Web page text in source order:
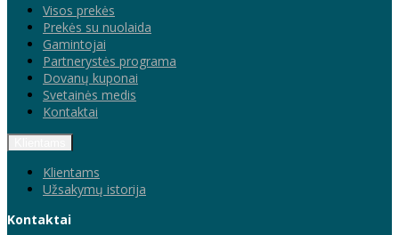
Visos prekės
Prekės su nuolaida
Gamintojai
Partnerystės programa
Dovanų kuponai
Svetainės medis
Kontaktai
Klientams
Užsakymų istorija
Kontaktai